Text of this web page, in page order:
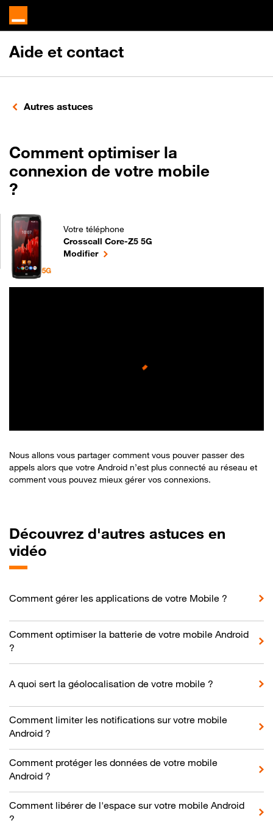
Aide et contact
Autres astuces
Comment optimiser la
connexion de votre mobile
?
Votre téléphone
Crosscall Core-Z5 5G
Comment optimiser la connexion de votre mobile
Modifierle téléphone sélectionné
Nous allons vous partager comment vous pouver passer des
appels alors que votre Android n’est plus connecté au réseau et
comment vous pouvez mieux gérer vos connexions.
Découvrez d'autres astuces en
vidéo
Comment gérer les applications de votre Mobile ?
Comment optimiser la batterie de votre mobile Android
?
A quoi sert la géolocalisation de votre mobile ?
Comment limiter les notifications sur votre mobile
Android ?
Comment protéger les données de votre mobile
Android ?
Comment libérer de l'espace sur votre mobile Android